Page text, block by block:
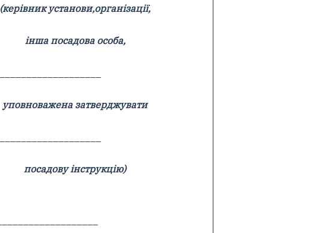
(керівник установи,організації,
інша посадова особа,
уповноважена затверджувати
посадову інструкцію)